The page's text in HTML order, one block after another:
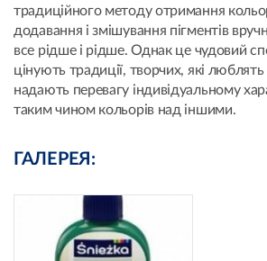
традиційного методу отримання
додавання і змішування пігментів
все рідше і рідше. Однак це чудовий
цінують традиції, творчих, які
надають перевагу індивідуальному
таким чином кольорів над іншими.
ГАЛЕРЕЯ: